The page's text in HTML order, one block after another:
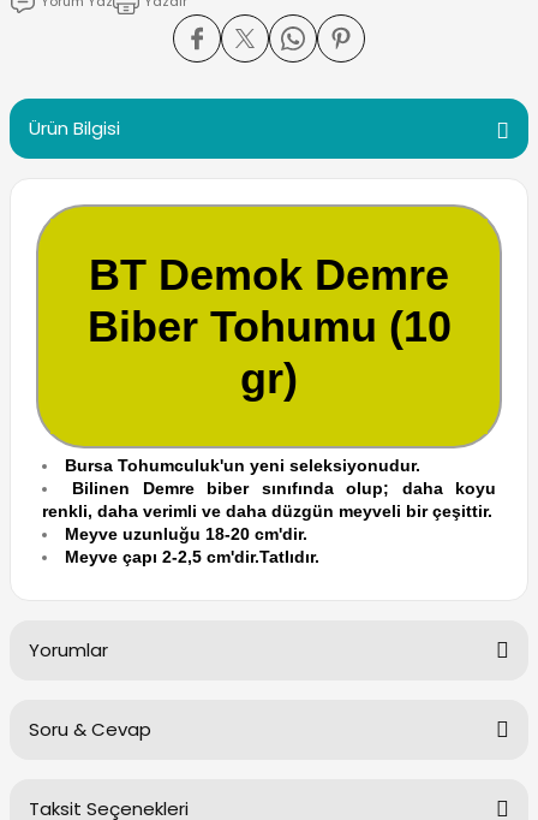
Ürün Bilgisi
BT Demok Demre
Biber Tohumu (10
gr)
Bursa Tohumculuk'un yeni seleksiyonudur.
Bilinen Demre biber sınıfında olup; daha koyu
renkli, daha verimli ve daha düzgün meyveli bir çeşittir.
Meyve uzunluğu 18-20 cm'dir.
Meyve çapı 2-2,5 cm'dir.TatIıdır.
Yorumlar
Soru & Cevap
Taksit Seçenekleri